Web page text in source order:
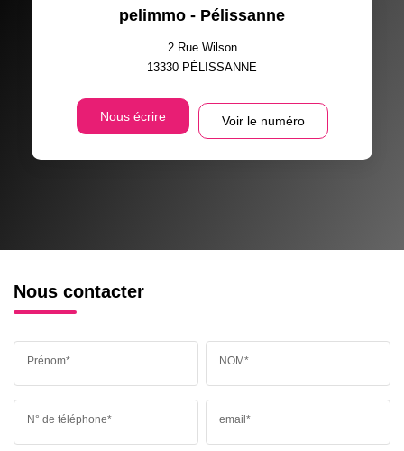
pelimmo - Pélissanne
2 Rue Wilson
13330 PÉLISSANNE
Nous écrire Voir le numéro
Nous contacter
Prénom* NOM*
N° de téléphone* email*